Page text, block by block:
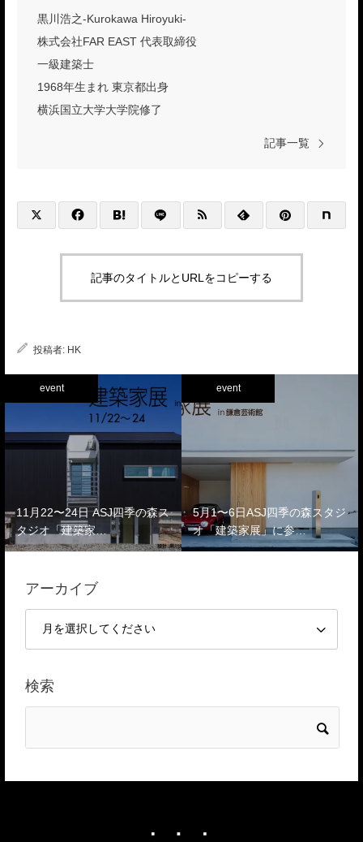
黒川浩之-Kurokawa Hiroyuki-
株式会社FAR EAST 代表取締役
一級建築士
1968年生まれ 東京都出身
横浜国立大学大学院修了
記事一覧
記事のタイトルとURLをコピーする
投稿者: HK
event
11月22〜24日 ASJ四季の森ス
タジオ「建築家…
event
5月1〜6日ASJ四季の森スタジ
オ「建築家展」に参…
アーカイブ
検索